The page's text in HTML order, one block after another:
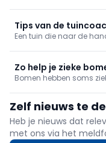
kijkt voor een systeem
Tips van de
Een tuin die naar de
voortuintjes. Onze
ingrepen om
Zo help je zieke
Bomen hebben soms
snel mogelijk in
Zelf nieuws te
Heb je nieuws dat
met ons via het